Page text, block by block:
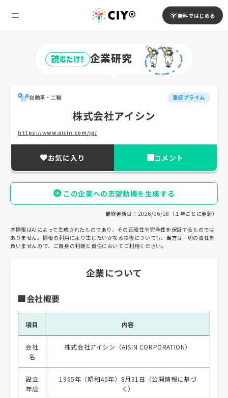
無料ではじめる
読むだけ! 企業研究
自動車・二輪 東証プライム
株式会社アイシン
https://www.aisin.com/jp/
お気に入り コメント
この企業への志望動機を生成する
最終更新日：2026/06/18（１年ごとに更新）
本情報はAIによって生成されたものであり、その正確性や完全性を保証するものでは
ありません。情報の利用により生じたいかなる損害についても、当方は一切の責任を
負いませんので、ご自身の判断と責任においてご利用ください。
企業について
🏢会社概要
項目 内容
会社
名
株式会社アイシン（AISIN CORPORATION）
設立
年度
1965年（昭和40年）8月31日（公開情報に基づ
く）